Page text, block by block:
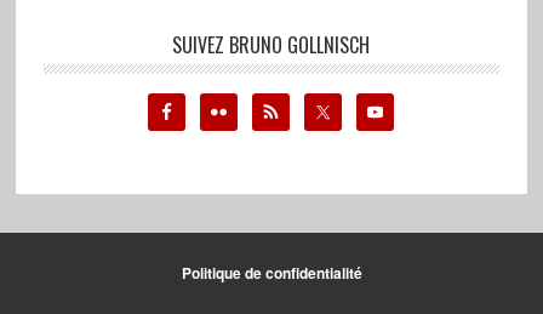
SUIVEZ BRUNO GOLLNISCH
Politique de confidentialité